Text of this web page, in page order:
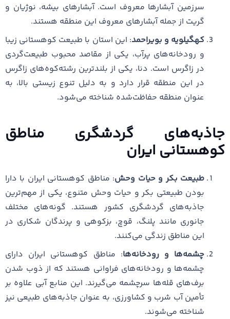
سرزمین آبشارها معروف است. آبشارهای بیشه، نوژیان و
گریت از جمله آبشارهای معروف این منطقه هستند.
کهگیلویه و بویراحمد: این استان با طبیعت کوهستانی زیبا
و رودخانه‌های پرآب، یکی از مقاصد محبوب طبیعت‌گردی
در زاگرس است. دنا، یکی از بلندترین رشته‌کوه‌های زاگرس
در این منطقه قرار دارد و به دلیل تنوع زیستی بالا، به
عنوان منطقه حفاظت‌شده شناخته می‌شود.
جاذبه‌های گردشگری مناطق
کوهستانی ایران
طبیعت بکر و حیات وحش: مناطق کوهستانی ایران با دارا
بودن طبیعتی بکر و حیات وحش متنوع، یکی از مهم‌ترین
جاذبه‌های گردشگری کشور هستند. گونه‌های مختلف
جانوری مانند پلنگ، قوچ، بزکوهی و پرندگان شکاری در
این مناطق زندگی می‌کنند.
چشمه‌ها و رودخانه‌ها: مناطق کوهستانی ایران دارای
چشمه‌ها و رودخانه‌های فراوانی هستند که از ذوب شدن
برف‌های قله‌ها سرچشمه می‌گیرند. این منابع آبی علاوه بر
تأمین آب شرب و کشاورزی، به عنوان جاذبه‌های طبیعی نیز
شناخته می‌شوند.